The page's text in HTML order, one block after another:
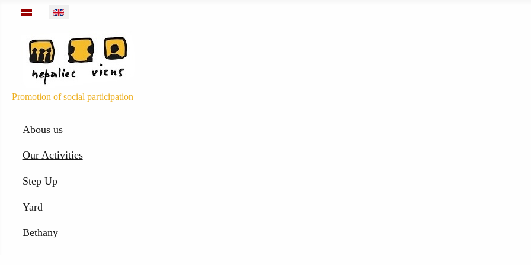
Select your language
Promotion of social participation
Abous us
Our Activities
Step Up
Yard
Bethany